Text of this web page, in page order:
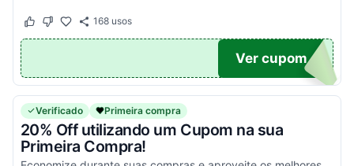
Este cupom funcionou
Este cupom não funcionou
168usos
RA15
Ver cupom
Verificado Primeira compra
20% Off utilizando um Cupom na sua
Primeira Compra!